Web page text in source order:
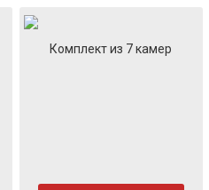
Комплект из 7 камер